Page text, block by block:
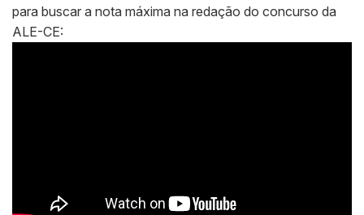
para buscar a nota máxima na redação do concurso da
ALE-CE: